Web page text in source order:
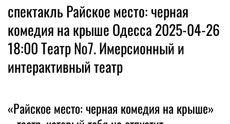
спектакль Райское место: черная
комедия на крыше Одесса 2025-04-26
18:00 Театр №7. Имерсионный и
интерактивный театр
«Райское место: черная комедия на крыше»